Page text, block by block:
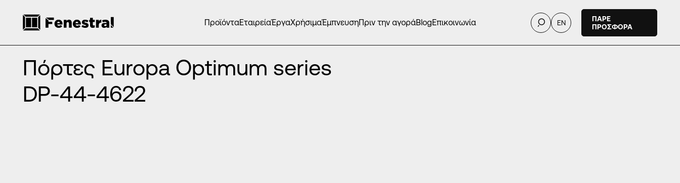
ΠροϊόνταΕταιρείαΈργαΧρήσιμαΈμπνευσηΠριν την αγοράBlogΕπικοινωνία EN
ΠΑΡΕ
ΠΡΟΣΦΟΡΑ
ΑΡΧΙΚΉ ΠΡΟΪΌΝΤΑ/ΠΌΡΤΕΣ ΕΙΣΌΔΟΥ ΑΛΟΥΜΙΝΊΟΥ
Πόρτες Europa Optimum series
DP-44-4622